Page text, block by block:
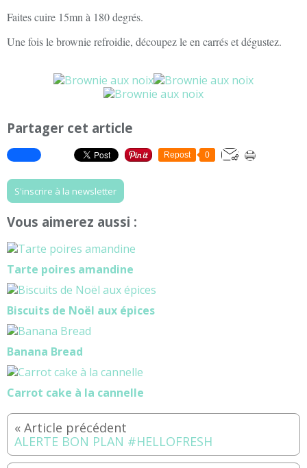
Faites cuire 15mn à 180 degrés.
Une fois le brownie refroidie, découpez le en carrés et dégustez.
Partager cet article
Repost 0
S'inscrire à la newsletter
Vous aimerez aussi :
Tarte poires amandine
Biscuits de Noël aux épices
Banana Bread
Carrot cake à la cannelle
ALERTE BON PLAN #HELLOFRESH